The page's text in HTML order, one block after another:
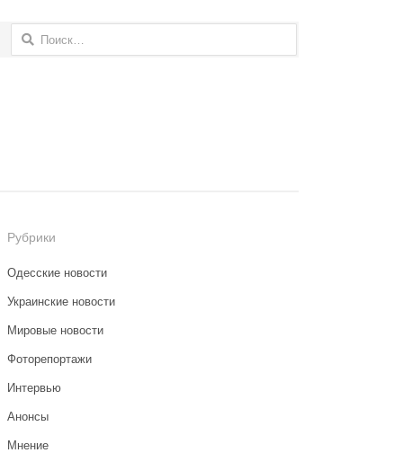
Найти:
Рубрики
Одесские новости
Украинские новости
Мировые новости
Фоторепортажи
Интервью
Анонсы
Мнение